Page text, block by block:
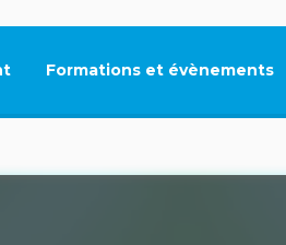
Formations et évènements